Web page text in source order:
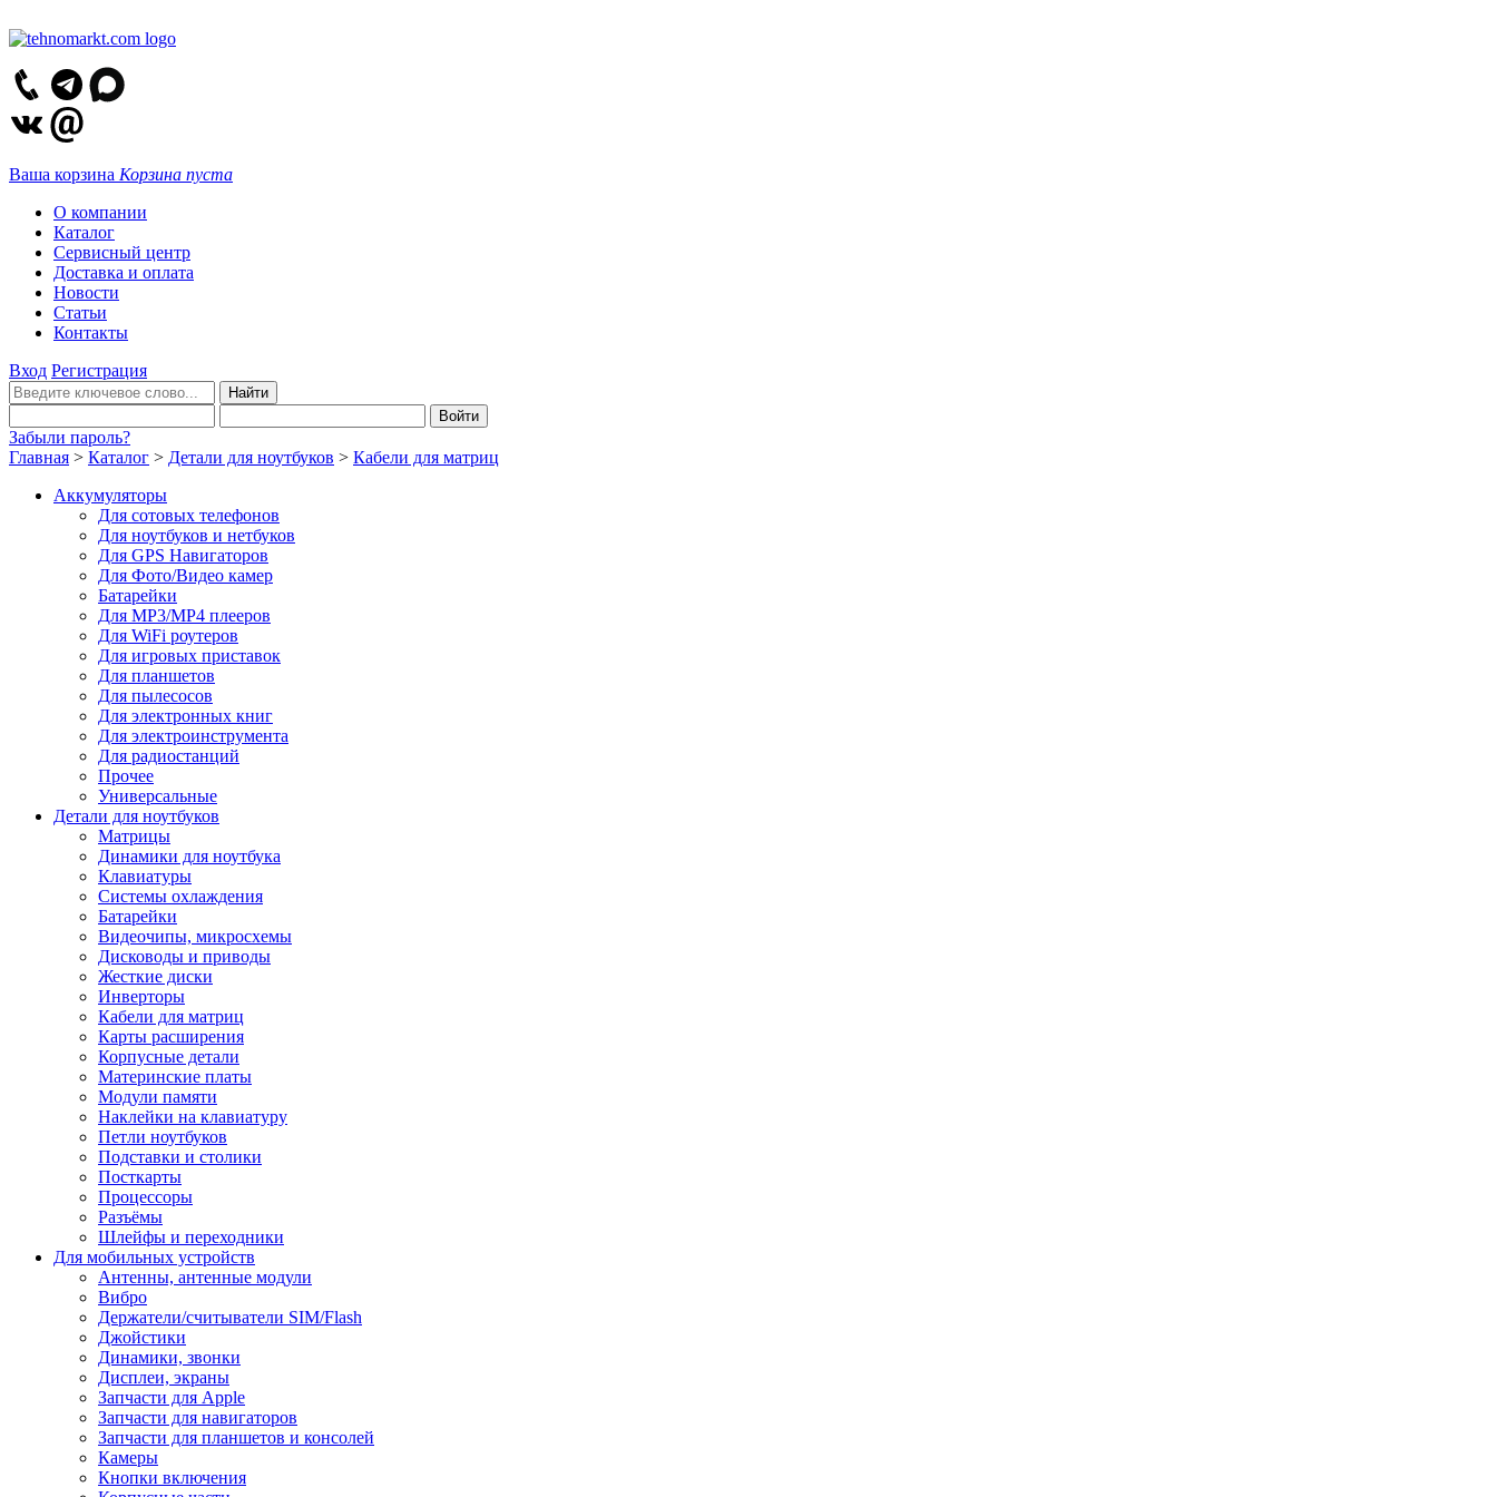
Ваша корзина Корзина пуста
О компании
Каталог
Сервисный центр
Доставка и оплата
Новости
Статьи
Контакты
Вход Регистрация
Забыли пароль?
Главная > Каталог > Детали для ноутбуков > Кабели для матриц
Аккумуляторы
Для сотовых телефонов
Для ноутбуков и нетбуков
Для GPS Навигаторов
Для Фото/Видео камер
Батарейки
Для MP3/MP4 плееров
Для WiFi роутеров
Для игровых приставок
Для планшетов
Для пылесосов
Для электронных книг
Для электроинструмента
Для радиостанций
Прочее
Универсальные
Детали для ноутбуков
Матрицы
Динамики для ноутбука
Клавиатуры
Системы охлаждения
Батарейки
Видеочипы, микросхемы
Дисководы и приводы
Жесткие диски
Инверторы
Кабели для матриц
Карты расширения
Корпусные детали
Материнские платы
Модули памяти
Наклейки на клавиатуру
Петли ноутбуков
Подставки и столики
Посткарты
Процессоры
Разъёмы
Шлейфы и переходники
Для мобильных устройств
Антенны, антенные модули
Вибро
Держатели/считыватели SIM/Flash
Джойстики
Динамики, звонки
Дисплеи, экраны
Запчасти для Apple
Запчасти для навигаторов
Запчасти для планшетов и консолей
Камеры
Кнопки включения